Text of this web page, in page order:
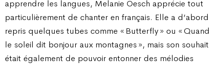
apprendre les langues, Melanie Oesch apprécie tout
particulièrement de chanter en français. Elle a d’abord
repris quelques tubes comme « Butterfly » ou « Quand
le soleil dit bonjour aux montagnes », mais son souhait
était également de pouvoir entonner des mélodies